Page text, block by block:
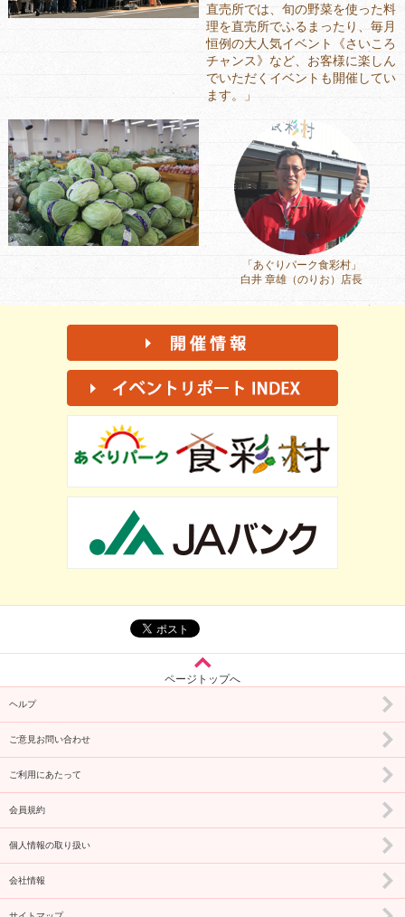
直売所では、旬の野菜を使った料
理を直売所でふるまったり、毎月
恒例の大人気イベント《さいころ
チャンス》など、お客様に楽しん
でいただくイベントも開催してい
ます。」
「あぐりパーク食彩村」
白井 章雄（のりお）店長
ページトップへ
ヘルプ
ご意見お問い合わせ
ご利用にあたって
会員規約
個人情報の取り扱い
会社情報